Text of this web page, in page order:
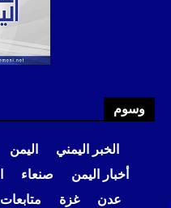
وسوم
الخبر اليمني اليمن
أخبار اليمن
صنعاء
عدن
غزة متابعات